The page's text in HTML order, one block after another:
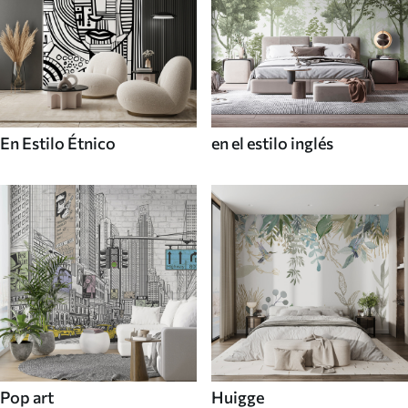
En Estilo Étnico en el estilo inglés
Pop art Huigge